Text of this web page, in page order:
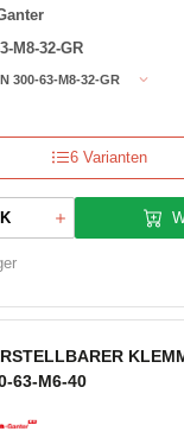
M8-32-GR
300-63-M8-32-GR
6 Varianten
63-M6-40